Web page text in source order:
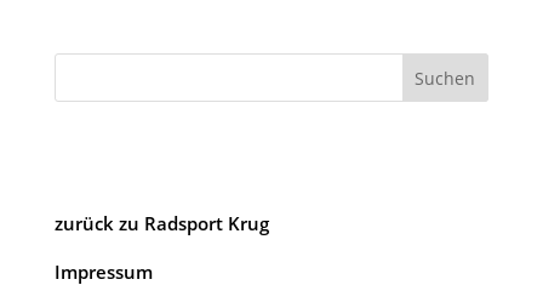
Suchen
zurück zu Radsport Krug
Impressum